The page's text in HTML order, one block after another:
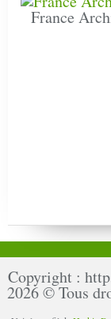
France
Copyright :
2026 © Tous